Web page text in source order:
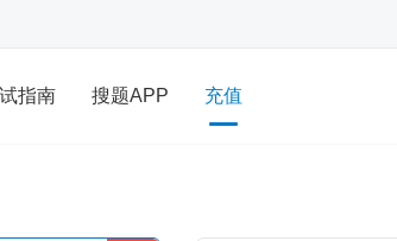
指南 搜题APP 充值